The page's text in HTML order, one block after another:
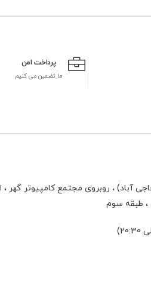
پرداخت امن
ما تضمین می کنیم
آباد) ، روبروی مجتمع كامپيوتر گهر
طبقه سوم